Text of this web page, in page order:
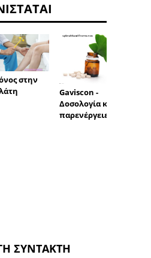
στην
Gaviscon -
Δοσολογία και
παρενέργειες
ΣΥΝΤΆΚΤΗ